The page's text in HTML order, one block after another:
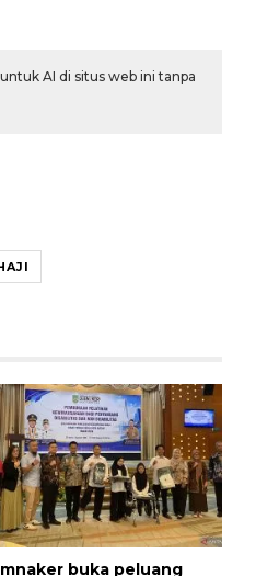
AI di situs web ini tanpa
buka peluang